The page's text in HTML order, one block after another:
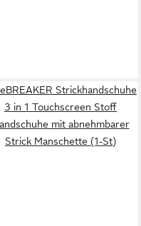
Strickhandschuhe
3 in 1 Touchscreen Stoff
mit abnehmbarer
Strick Manschette (1-St)